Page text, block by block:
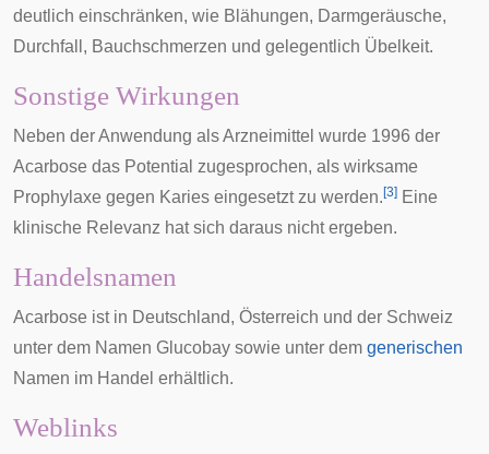
deutlich einschränken, wie Blähungen, Darmgeräusche,
Durchfall , Bauchschmerzen und gelegentlich Übelkeit.
Sonstige Wirkungen
Neben der Anwendung als Arzneimittel wurde 1996 der
Acarbose das Potential zugesprochen, als wirksame
Prophylaxe gegen Karies eingesetzt zu werden. [3] Eine
klinische Relevanz hat sich daraus nicht ergeben.
Handelsnamen
Acarbose ist in Deutschland, Österreich und der Schweiz
unter dem Namen Glucobay sowie unter dem generischen
Namen im Handel erhältlich.
Weblinks